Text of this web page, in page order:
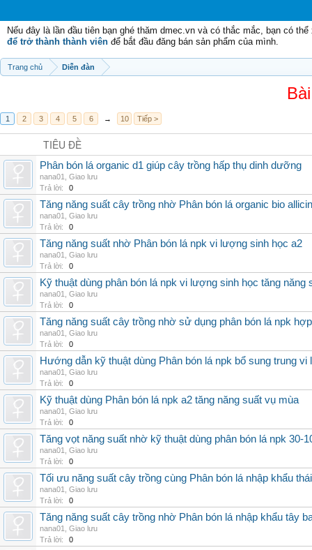
Nếu đây là lần đầu tiên bạn ghé thăm dmec.vn và có thắc mắc, bạn có
để trở thành thành viên để bắt đầu đăng bán sản phẩm của mình.
Trang chủ Diễn đàn
1 2 3 4 5 6 → 10 Tiếp >
TIÊU ĐỀ
Phân bón lá organic d1 giúp cây trồng hấp thụ dinh dưỡng
nana01
Giao lưu
Trả lời:
0
Tăng năng suất cây trồng nhờ Phân bón lá organic bio allicin
nana01
Giao lưu
Trả lời:
0
Tăng năng suất nhờ Phân bón lá npk vi lượng sinh học a2
nana01
Giao lưu
Trả lời:
0
Kỹ thuật dùng phân bón lá npk vi lượng sinh học tăng năng
nana01
Giao lưu
Trả lời:
0
Tăng năng suất cây trồng nhờ sử dụng phân bón lá npk
nana01
Giao lưu
Trả lời:
0
Hướng dẫn kỹ thuật dùng Phân bón lá npk bổ sung trung vi
nana01
Giao lưu
Trả lời:
0
Kỹ thuật dùng Phân bón lá npk a2 tăng năng suất vụ mùa
nana01
Giao lưu
Trả lời:
0
Tăng vọt năng suất nhờ kỹ thuật dùng phân bón lá npk 30-
nana01
Giao lưu
Trả lời:
0
Tối ưu năng suất cây trồng cùng Phân bón lá nhập khẩu
nana01
Giao lưu
Trả lời:
0
Tăng năng suất cây trồng nhờ Phân bón lá nhập khẩu tây
nana01
Giao lưu
Trả lời:
0